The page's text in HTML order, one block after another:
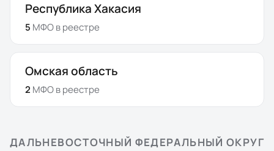
Республика Хакасия
5 МФОв реестре
Омская область
2 МФОв реестре
ДАЛЬНЕВОСТОЧНЫЙ ФЕДЕРАЛЬНЫЙ ОКРУГ